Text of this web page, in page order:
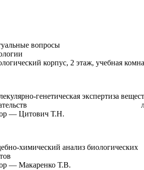
вопросы
корпус, 2 этаж, учебная
генетическая экспертиза
— Цитович Т.Н.
химический анализ биологических
— Макаренко Т.В.